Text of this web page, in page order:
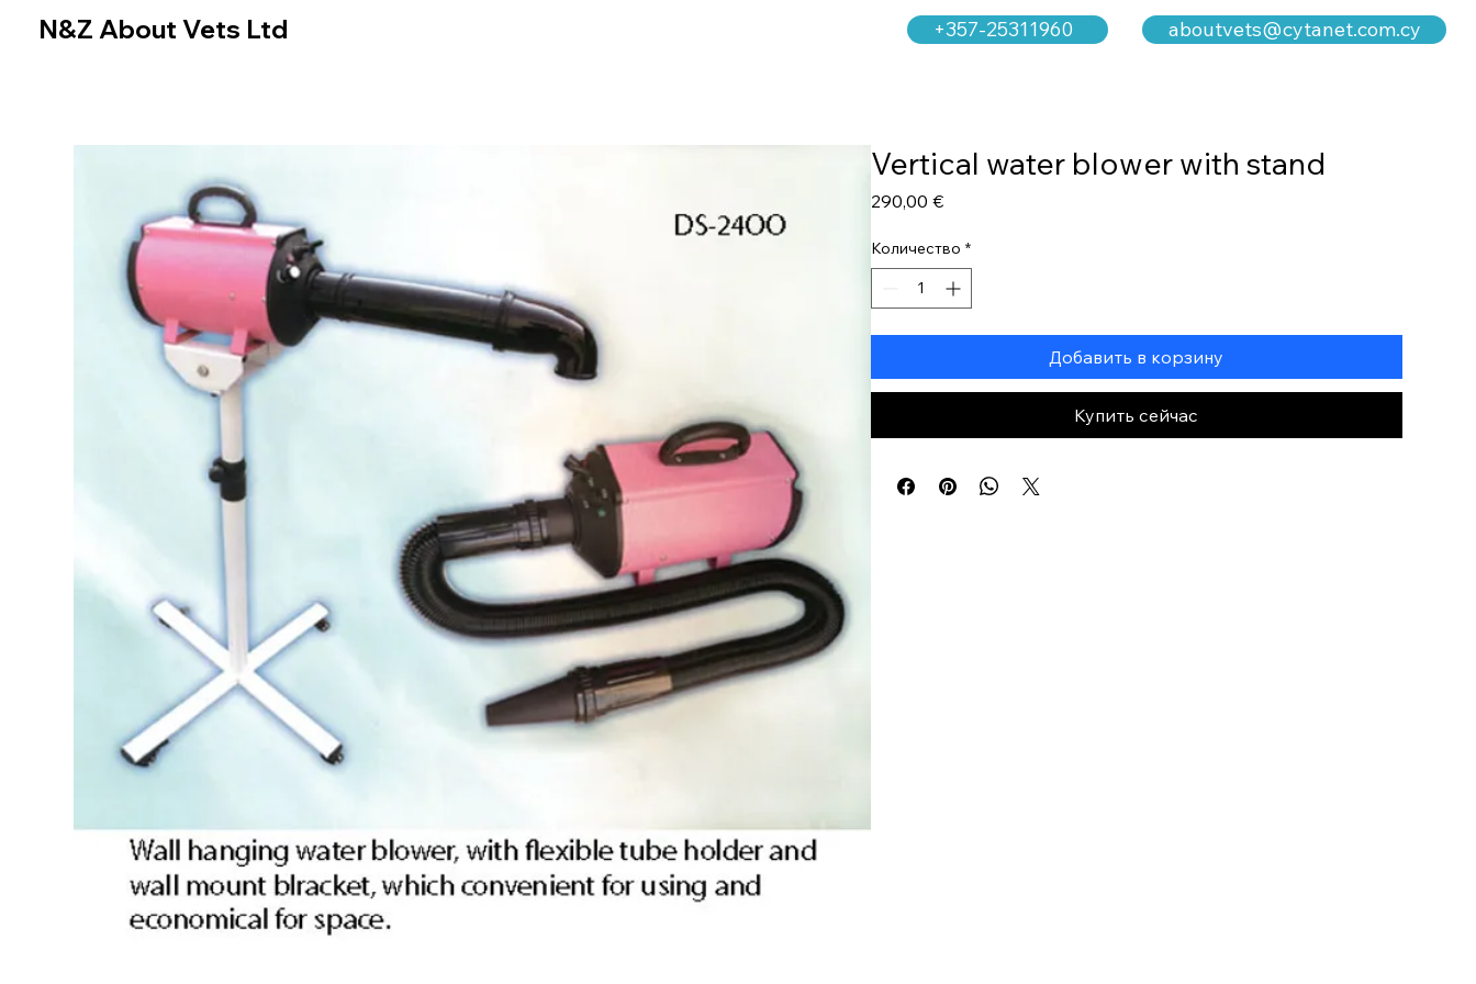
N&Z About Vets Ltd +357-25311960 aboutvets@cytanet.com.cy
Vertical water blower with stand
290,00 €Цена
Количество *
Добавить в корзину
Купить сейчас